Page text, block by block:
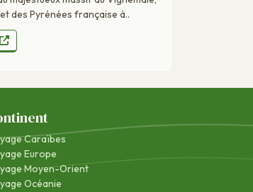
des Pyrénées française à..
Caraïbes
Europe
Moyen-Orient
Océanie